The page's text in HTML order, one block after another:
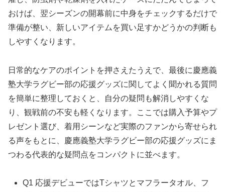
おけば、翌シーズンの開幕前に中身をチェックするだけで
準備が整い、新しいアイテムを買い足すかどうかの判断も
しやすくなります。
日常的なケアのポイントを押さえたうえで、最後に慶應義
塾大学ラグビー部の応援グッズに関してよく聞かれる質問
を簡単に整理しておくと、自分の疑問も解消しやすくな
り、観戦前の不安も軽くなります。ここでは購入予算やプ
レゼント選び、着用シーンなど実際のファンから寄せられ
る声をもとに、慶應義塾大学ラグビー部の応援グッズにま
つわる代表的な疑問点をコンパクトに並べます。
Q1 応援デビューではTシャツとマフラータオル、フ